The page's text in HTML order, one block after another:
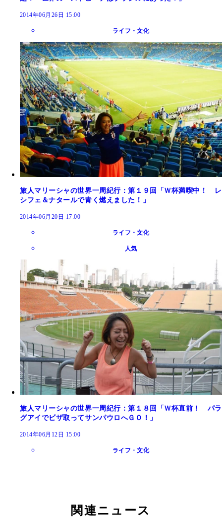
2014年06月26日 15:00
ライフ・文化
旅人マリーシャの世界一周紀行：第１９回「Ｗ杯満喫中！ レ
シフェ＆ナタールで青く燃えました！」
2014年06月20日 17:00
ライフ・文化
人気
旅人マリーシャの世界一周紀行：第１８回「Ｗ杯直前！ パラ
グアイでビザ取ってサンパウロへＧＯ！」
2014年06月12日 15:00
ライフ・文化
関連ニュース